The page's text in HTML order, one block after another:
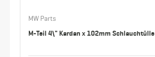
MW Parts
M-Teil 4\" Kardan x 102mm Schlauchtülle